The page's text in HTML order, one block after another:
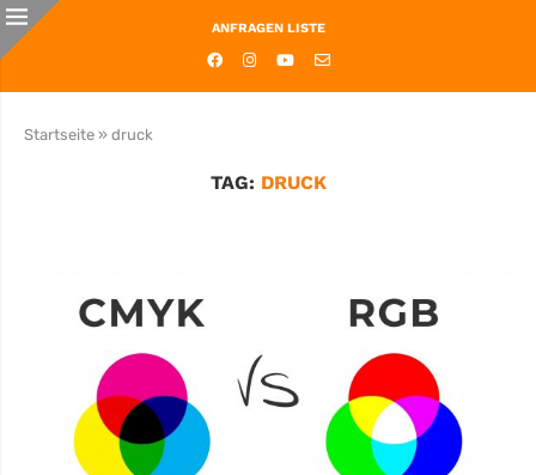
ANFRAGEN LISTE
Startseite » druck
TAG: DRUCK